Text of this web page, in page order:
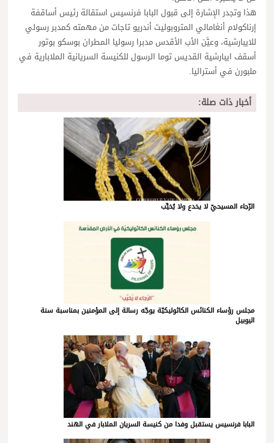
هذا وتجدر الإشارة إلى قبول البابا فرنسيس استقالة رئيس أساقفة
إرناكولام أنغامالي المتروبوليت أندريو تاجات من مهمته كمدبر رسولي
للايبارشية، وعيَّن الأب الأقدس مدبرا رسوليا المطران بوسكو بوتور
أسقف ايبارشية القديس توما الرسول للكنيسة السريانية الملابارية في
ملبورن في أستراليا.
أخبار ذات صلة:
الرّجاء المسيحيّ لا يخدع ولا يُخيِّب
مجلس رؤساء الكنائس الكاثوليكيّة يوجّه رسالة إلى المؤمنين بمناسبة سنة
اليوبيل
البابا فرنسيس يستقبل وفدا من كنيسة السريان الملابار في الهند